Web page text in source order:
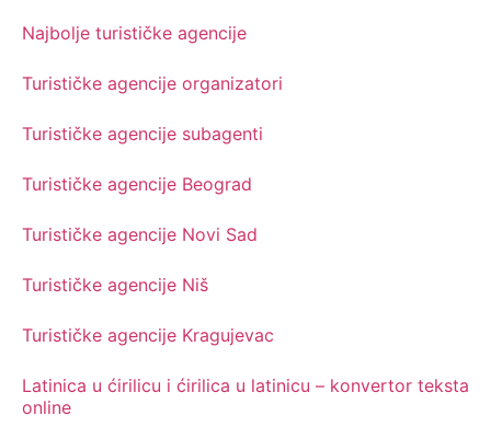
Najbolje turističke agencije
Turističke agencije organizatori
Turističke agencije subagenti
Turističke agencije Beograd
Turističke agencije Novi Sad
Turističke agencije Niš
Turističke agencije Kragujevac
Latinica u ćirilicu i ćirilica u latinicu – konvertor teksta
online